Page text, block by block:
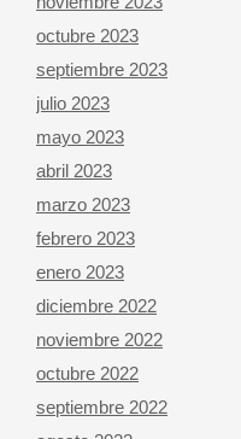
octubre 2023
septiembre 2023
julio 2023
mayo 2023
abril 2023
marzo 2023
febrero 2023
enero 2023
diciembre 2022
noviembre 2022
octubre 2022
septiembre 2022